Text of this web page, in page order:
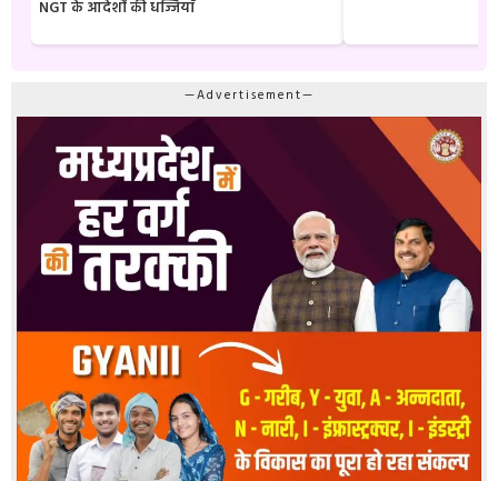
NGT के आदेशों की धज्जियाँ
—Advertisement—